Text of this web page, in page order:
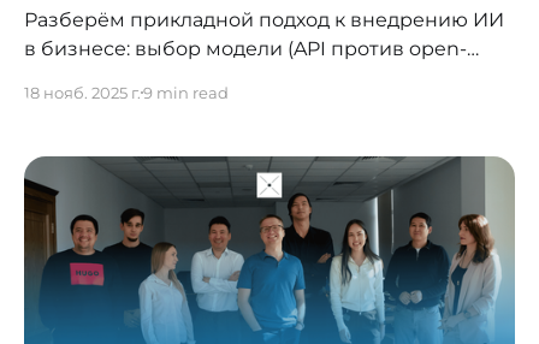
Разберём прикладной подход к внедрению ИИ
в бизнесе: выбор модели (API против open-
(облако, локально, гибрид), требования к
инструменты быстрого старта и практические
кейсы с измеримым ROI. Диалог с Андреем
Киселёвым, генеральным директором ИТ-ГРАД
сфокусирован на решениях, которые можно
запустить в короткие сроки
18 нояб. 2025 г.9 min read